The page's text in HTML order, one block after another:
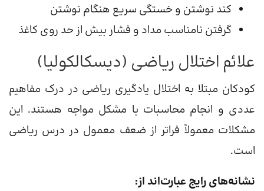
کند نوشتن و خستگی سریع هنگام نوشتن
گرفتن نامناسب مداد و فشار بیش از حد روی کاغذ
علائم اختلال ریاضی (دیسکالکولیا)
کودکان مبتلا به اختلال یادگیری ریاضی در درک مفاهیم
عددی و انجام محاسبات با مشکل مواجه هستند. این
مشکلات معمولاً فراتر از ضعف معمول در درس ریاضی
است.
نشانه‌های رایج عبارت‌اند از: